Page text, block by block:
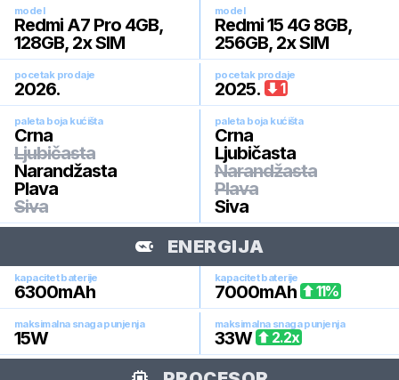
model
Redmi A7 Pro 4GB,
128GB, 2x SIM
model
Redmi 15 4G 8GB,
256GB, 2x SIM
pocetak prodaje
2026.
pocetak prodaje
2025. 1
paleta boja kućišta
Crna
Ljubičasta
Narandžasta
Plava
Siva
paleta boja kućišta
Crna
Ljubičasta
Narandžasta
Plava
Siva
ENERGIJA
kapacitet baterije
6300mAh
kapacitet baterije
7000mAh 11%
maksimalna snaga punjenja
15W
maksimalna snaga punjenja
33W 2.2x